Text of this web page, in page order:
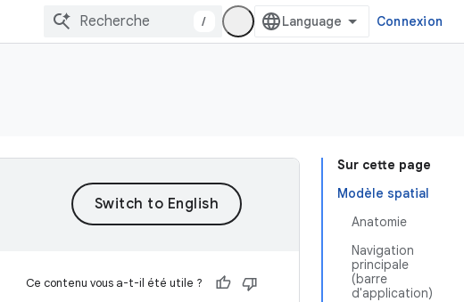
/ Connexion
Sur cette page
Modèle spatial
Anatomie
Navigation
principale
(barre
d'application)
Ce contenu vous a-t-il été utile ?